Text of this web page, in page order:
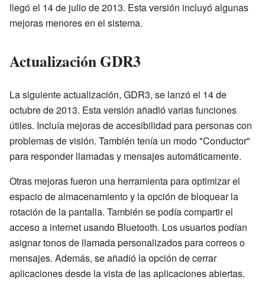
llegó el 14 de julio de 2013. Esta versión incluyó algunas
mejoras menores en el sistema.
Actualización GDR3
La siguiente actualización, GDR3, se lanzó el 14 de
octubre de 2013. Esta versión añadió varias funciones
útiles. Incluía mejoras de accesibilidad para personas con
problemas de visión. También tenía un modo "Conductor"
para responder llamadas y mensajes automáticamente.
Otras mejoras fueron una herramienta para optimizar el
espacio de almacenamiento y la opción de bloquear la
rotación de la pantalla. También se podía compartir el
acceso a internet usando Bluetooth. Los usuarios podían
asignar tonos de llamada personalizados para correos o
mensajes. Además, se añadió la opción de cerrar
aplicaciones desde la vista de las aplicaciones abiertas.